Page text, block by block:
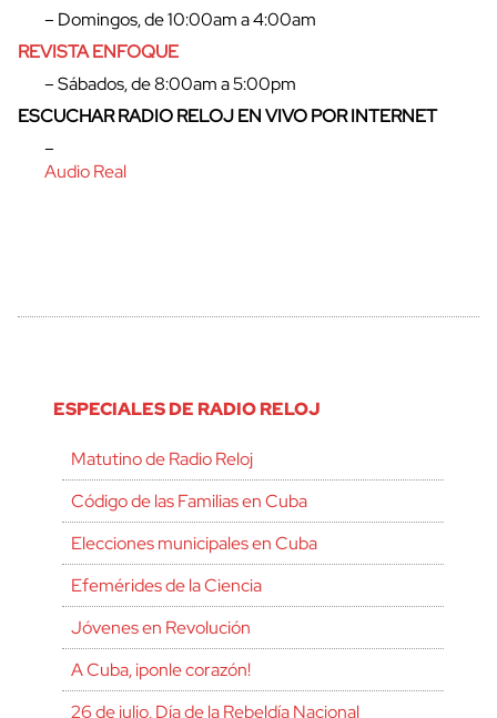
– Domingos, de 10:00am a 4:00am
REVISTA ENFOQUE
– Sábados, de 8:00am a 5:00pm
ESCUCHAR RADIO RELOJ EN VIVO POR INTERNET
–
Audio Real
ESPECIALES DE RADIO RELOJ
Matutino de Radio Reloj
Código de las Familias en Cuba
Elecciones municipales en Cuba
Efemérides de la Ciencia
Jóvenes en Revolución
A Cuba, ¡ponle corazón!
26 de julio, Día de la Rebeldía Nacional